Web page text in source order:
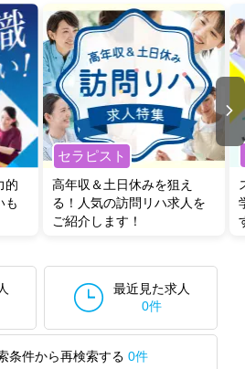
的
も
セラピスト
高年収＆土日休みを狙え
る！人気の訪問リハ求人を
ご紹介します！
最近見た求人
0件
条件から再検索する 0件